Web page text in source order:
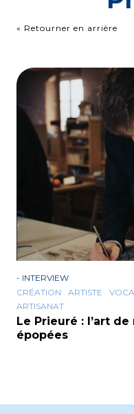
« Retourner en arrière
- INTERVIEW
CRÉATION
ARTISTE
ARTISANAT
Le Prieuré : l’art
épopées